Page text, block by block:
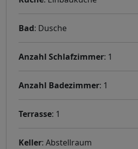
Bad: Dusche
Anzahl Schlafzimmer: 1
Anzahl Badezimmer: 1
Terrasse: 1
Keller: Abstellraum